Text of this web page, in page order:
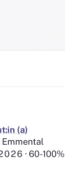
(a)
Emmental
60-100%